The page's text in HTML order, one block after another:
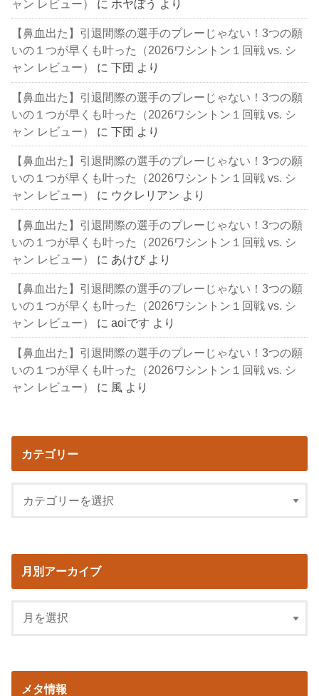
ャン レビュー） に ホヤぼう より
【鼻血出た】引退間際の選手のプレーじゃない！3つの願
いの１つが早くも叶った（2026ワシントン１回戦 vs. シ
ャン レビュー）
に下団 より
【鼻血出た】引退間際の選手のプレーじゃない！3つの願
いの１つが早くも叶った（2026ワシントン１回戦 vs. シ
ャン レビュー）
に下団 より
【鼻血出た】引退間際の選手のプレーじゃない！3つの願
いの１つが早くも叶った（2026ワシントン１回戦 vs. シ
ャン レビュー）
に ウクレリアン より
【鼻血出た】引退間際の選手のプレーじゃない！3つの願
いの１つが早くも叶った（2026ワシントン１回戦 vs. シ
ャン レビュー）
に あけび より
【鼻血出た】引退間際の選手のプレーじゃない！3つの願
いの１つが早くも叶った（2026ワシントン１回戦 vs. シ
ャン レビュー）
にaoiです より
【鼻血出た】引退間際の選手のプレーじゃない！3つの願
いの１つが早くも叶った（2026ワシントン１回戦 vs. シ
ャン レビュー）
に 風 より
カテゴリー
月別アーカイブ
メタ情報